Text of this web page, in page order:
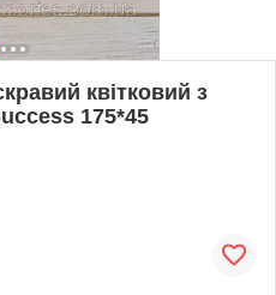
квітковий з
175*45